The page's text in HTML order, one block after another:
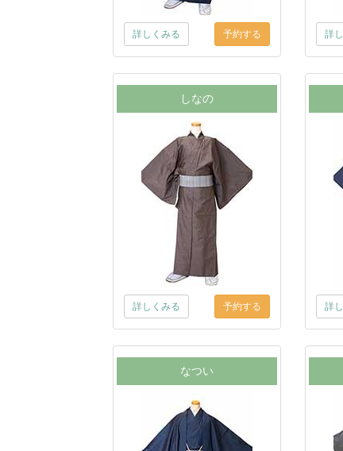
詳しくみる 詳
しなの
詳しくみる 詳
なつい